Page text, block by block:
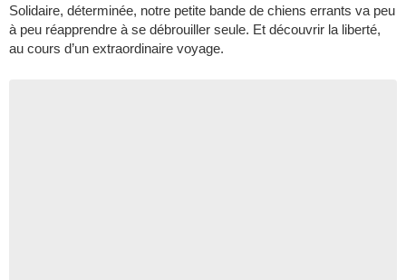
Solidaire, déterminée, notre petite bande de chiens errants va peu
à peu réapprendre à se débrouiller seule. Et découvrir la liberté,
au cours d’un extraordinaire voyage.